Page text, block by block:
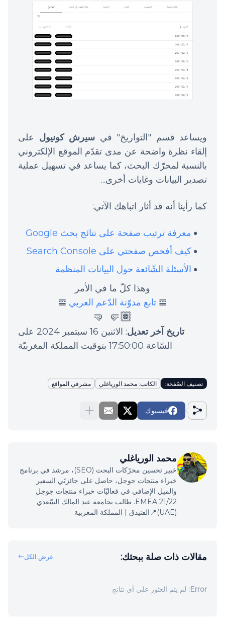
ويساعد قسم "التواريخ" في سيرش كونيول على
إلقاء نظرة واضحة عن مدى تقدّم الموقع الإلكتروني
بالنسبة لمحرّك البحث، كما يساعد في تسهيل عملية
تصدير البيانات وغايات أخرى...
كما رأينا أنه قد أثار اتباهك الآتي:
معرفة ترتيب صفحة على نتائج بحث Google
كيف أفحص صفحتي على Search Console
الأسئلة الشّائعة حول البيانات المنظمة
وهذا كلّ ما في الأمر
𝌘 تابع مدوّنة الدّعم العربي 𝌘
🤛🏽 🤜
تاريخ آخر تعديل
: الاثنين 16 سبتمبر 2024 على
السّاعة 17:50:00 بتوقيت المملكة المغربيّة
تصنيف الصّفحة: الكاتب: محمد الورياغلي مشرفي المواقع
فيسبوك
محمد الورياغلي
خبير تحسين محرّكات البحث (SEO)، مرشد في برنامج
خبراء منتجات جوجل، حاصل على جائزتَي السفير
والميل الإضافي في فعاليّات خبراء منتجات جوجل
EMEA 21/22. طالب بجامعة عبد المالك السّعدي
(UAE)📍الفنيدق | المملكة المغربية
مقالات ذات صلة ببحثك: عرض الكل
Error: لم يتم العثور على أي نتائج